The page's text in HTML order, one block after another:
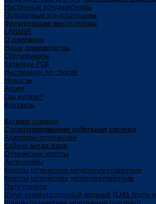
Настенные кондиционеры
Потолочные кондиционеры
Фильтрующие вентиляторы
LANMIR
О компании
Наше производство
Сертификаты
Каталоги PDF
Инструкции по сборке
Новости
Акции
Где купить?
Контакты
Каталог товаров
Структурированная кабельная система
Адаптеры оптические
Кабель витая пара
Оптические кроссы
Аксессуары
Кроссы оптические неукомплектованные
Кроссы оптические укомплектованные
Патч-панели
Шнур коммутационный медный RJ45 (патч-